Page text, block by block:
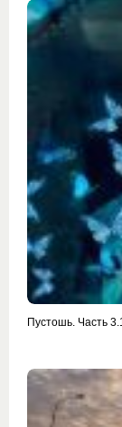
Пустошь. Часть